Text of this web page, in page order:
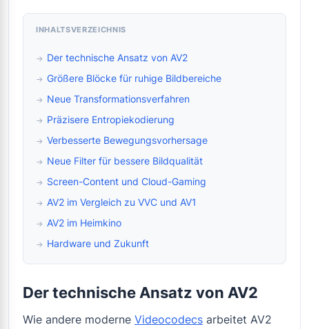
INHALTSVERZEICHNIS
Der technische Ansatz von AV2
Größere Blöcke für ruhige Bildbereiche
Neue Transformationsverfahren
Präzisere Entropiekodierung
Verbesserte Bewegungsvorhersage
Neue Filter für bessere Bildqualität
Screen-Content und Cloud-Gaming
AV2 im Vergleich zu VVC und AV1
AV2 im Heimkino
Hardware und Zukunft
Der technische Ansatz von AV2
Wie andere moderne Videocodecs arbeitet AV2